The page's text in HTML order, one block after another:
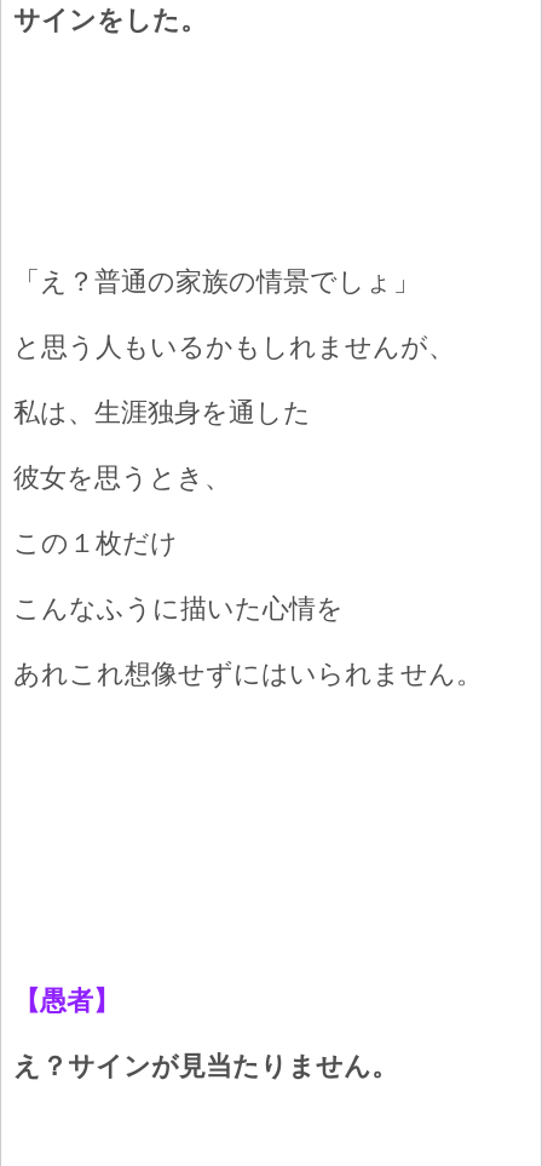
サインをした。
「え？普通の家族の情景でしょ」
と思う人もいるかもしれませんが、
私は、生涯独身を通した
彼女を思うとき、
この１枚だけ
こんなふうに描いた心情を
あれこれ想像せずにはいられません。
【愚者】
え？サインが見当たりません。